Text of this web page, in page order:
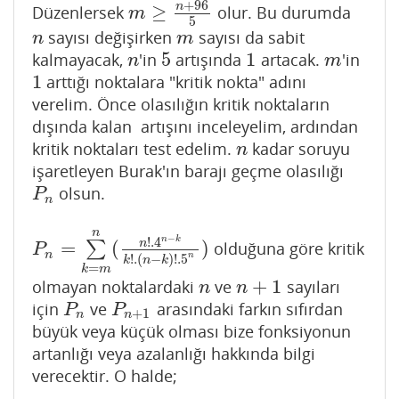
Düzenlersek m ≥ n+96
5
m≥ n+ 965 olur. Bu durumda
n
nsayısı değişirken m
m sayısı da sabit
kalmayacak, n
n'in 5
5 artışında 1
1 artacak. m
m'in
1
1 arttığı noktalara "kritik nokta" adını
verelim. Önce olasılığın kritik noktaların
dışında kalan artışını inceleyelim, ardından
kritik noktaları test edelim. n
nkadar soruyu
işaretleyen Burak'ın barajı geçme olasılığı
Pn
Pn olsun.
Pn = ∑
k=m
n
( n!.4n−k
k!.(n−k)!.5n )
Pn ∑k mn ( n!.4n−kk!.(n − k)!.5n)
olduğuna göre kritik
olmayan noktalardaki n
nve n + 1
n+1
sayıları
için Pn
Pn ve Pn+1
Pn+1 arasındaki farkın sıfırdan
büyük veya küçük olması bize fonksiyonun
artanlığı veya azalanlığı hakkında bilgi
verecektir. O halde;